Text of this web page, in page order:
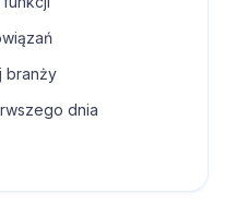
branży
dnia